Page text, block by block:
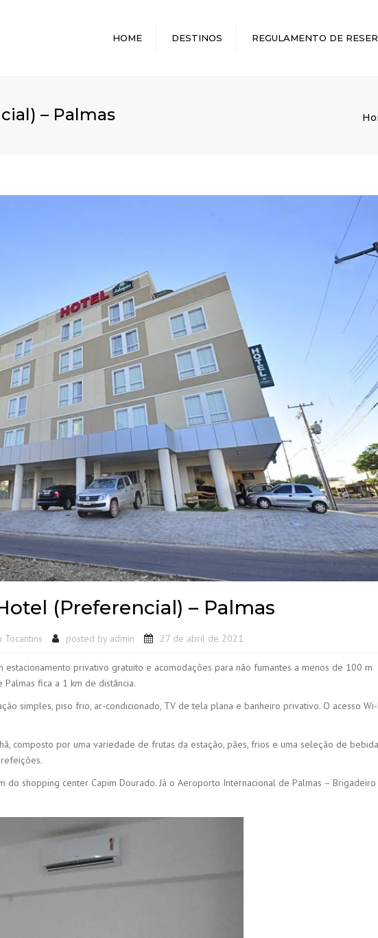
HOME DESTINOS REGULAMENTO DE
– Palmas
(Preferencial) – Palmas
Tocantins posted by admin 27 de abril de 2021
estacionamento privativo gratuito e acomodações para não fumantes a menos de 100 m
fica a 1 km de distância.
simples, piso frio, ar-condicionado, TV de tela plana e banheiro privativo. O acesso Wi-
composto por uma variedade de frutas da estação, pães, frios e uma seleção de
do shopping center Capim Dourado. Já o Aeroporto Internacional de Palmas – Brigadeiro